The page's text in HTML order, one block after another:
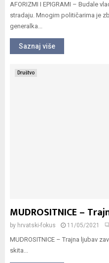
AFORIZMI I EPIGRAMI – Budale
stradaju. Mnogim političarima je
generalka...
Saznaj više
Društvo
MUDROSITNICE –
by hrvatski-fokus 11/05/2021
MUDROSITNICE – Trajna ljubav
skita...